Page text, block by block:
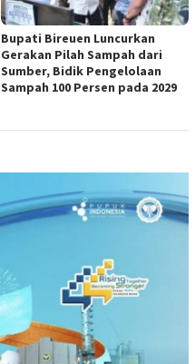
Bupati Bireuen Luncurkan
Gerakan Pilah Sampah dari
Sumber, Bidik Pengelolaan
Sampah 100 Persen pada 2029